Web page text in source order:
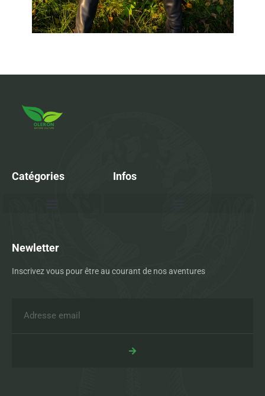
Catégories Infos
Newletter
Inscrivez vous pour être au courant de nos aventures